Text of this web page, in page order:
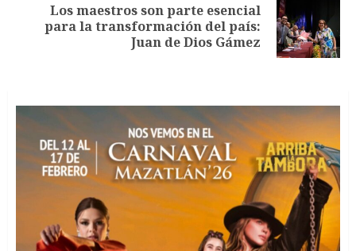
Siguiente
Los maestros son parte esencial
para la transformación del país:
Juan de Dios Gámez